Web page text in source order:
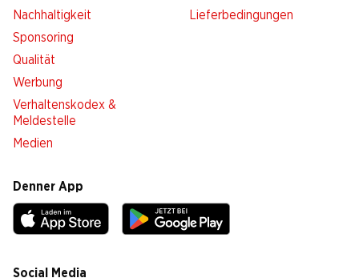
Nachhaltigkeit
Sponsoring
Qualität
Werbung
Verhaltenskodex &
Meldestelle
Medien
Lieferbedingungen
Denner App
Social Media